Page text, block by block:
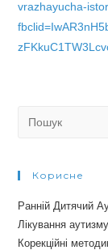
vrazhayucha-
Корисне
Ранній Дитячий
Лікування аутизму
Корекційні